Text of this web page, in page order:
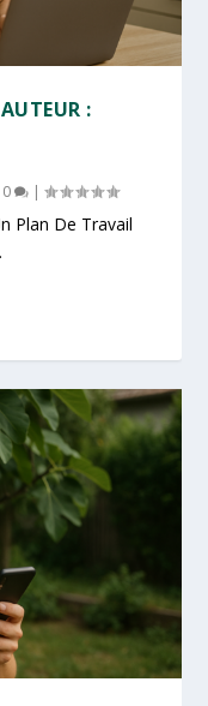
:
0 |
Plan De Travail